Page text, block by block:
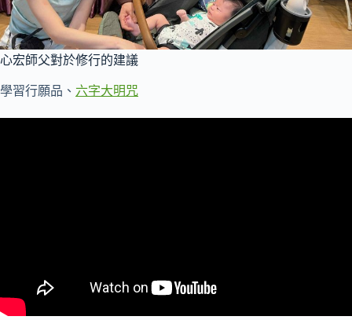
心宏師父對於修行的建議
學習行願品、 六字大明咒